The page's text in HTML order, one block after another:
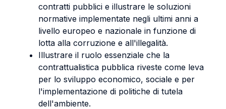
contratti pubblici e illustrare le soluzioni
normative implementate negli ultimi anni a
livello europeo e nazionale in funzione di
lotta alla corruzione e all'illegalità.
Illustrare il ruolo essenziale che la
contrattualistica pubblica riveste come leva
per lo sviluppo economico, sociale e per
l'implementazione di politiche di tutela
dell'ambiente.